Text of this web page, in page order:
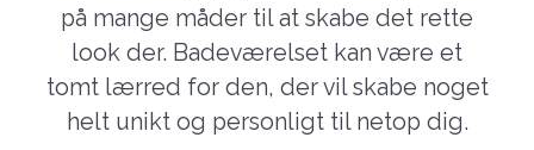
på mange måder til at skabe det rette
look der. Badeværelset kan være et
tomt lærred for den, der vil skabe noget
helt unikt og personligt til netop dig.